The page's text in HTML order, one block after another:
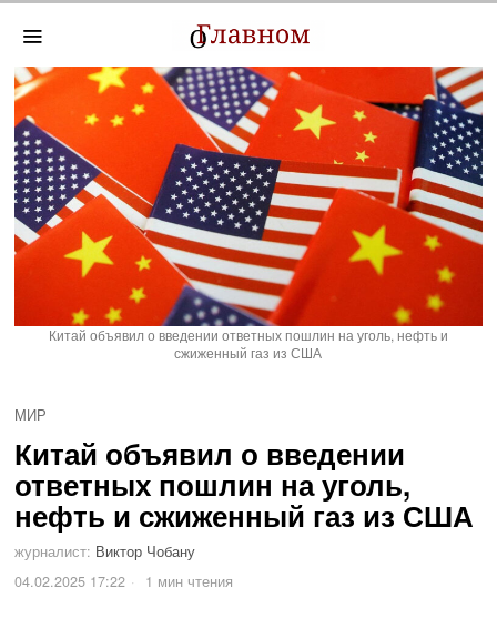
Китай объявил о введении ответных пошлин на уголь, нефть и
сжиженный газ из США
МИР
Китай объявил о введении
ответных пошлин на уголь,
нефть и сжиженный газ из США
журналист: Виктор Чобану
04.02.2025 17:22
1 мин чтения